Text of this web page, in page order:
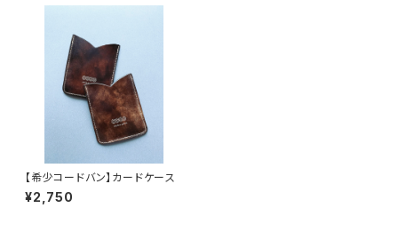
【希少コードバン】カードケース
¥2,750